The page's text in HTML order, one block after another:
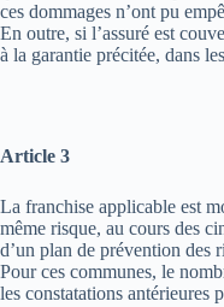
ces dommages n’ont pu
En outre, si l’assuré est
à la garantie précitée, dans
Article 3
La franchise applicable est
même risque, au cours des
d’un plan de prévention des
Pour ces communes, le
les constatations antérieures